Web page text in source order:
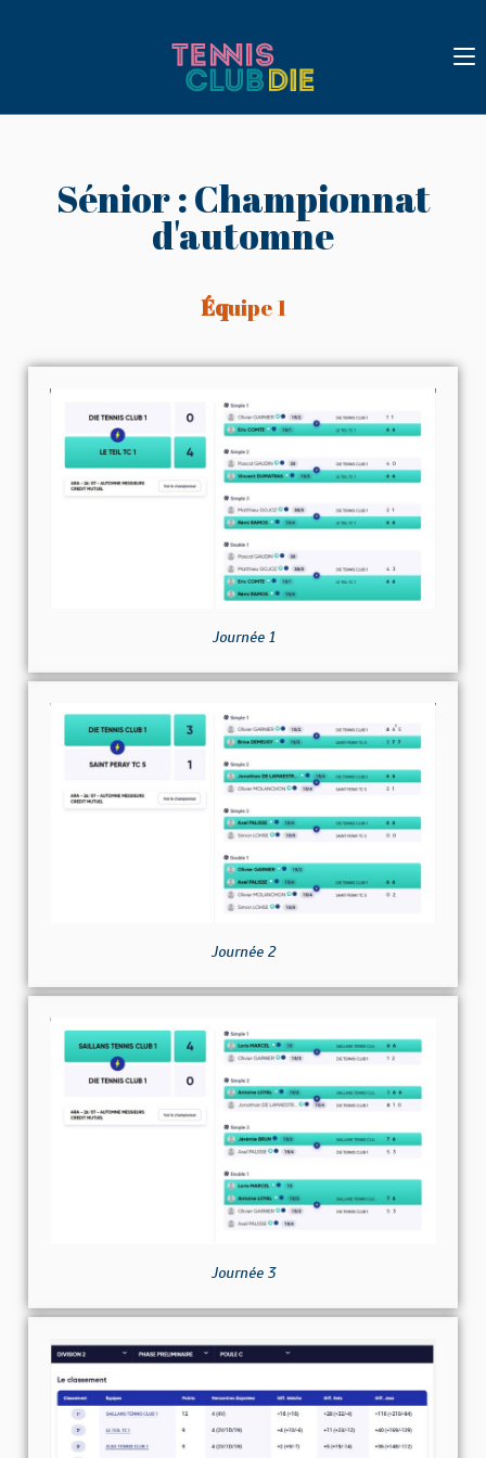
Sénior : Championnat
d'automne
Équipe 1
Journée 1
Journée 2
Journée 3